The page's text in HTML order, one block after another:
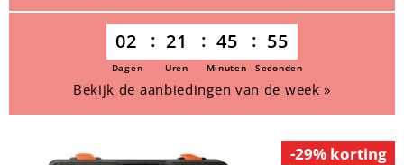
02 21 45 55
Dagen Uren Minuten Seconden
Bekijk de aanbiedingen van de week »
-29% korting